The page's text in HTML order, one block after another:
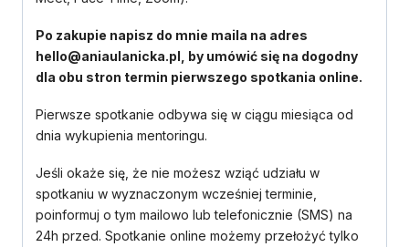
Po zakupie napisz do mnie maila na adres
hello@aniaulanicka.pl, by umówić się na dogodny
dla obu stron termin pierwszego spotkania online.
Pierwsze spotkanie odbywa się w ciągu miesiąca od
dnia wykupienia mentoringu.
Jeśli okaże się, że nie możesz wziąć udziału w
spotkaniu w wyznaczonym wcześniej terminie,
poinformuj o tym mailowo lub telefonicznie (SMS) na
24h przed. Spotkanie online możemy przełożyć tylko